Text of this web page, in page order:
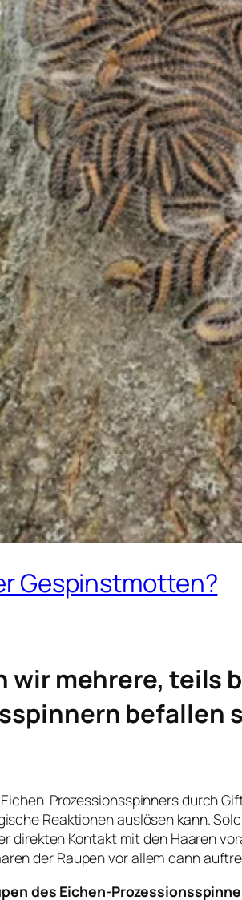
Gespinstmotten?
wir mehrere, teils
Prozessionsspinners durch
Reaktionen auslösen kann.
direkten Kontakt mit den Haaren
der Raupen vor allem dann
des Eichen-